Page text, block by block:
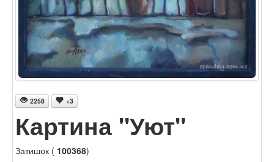
2258 +3
Картина "Уют"
Затишок ( 100368)